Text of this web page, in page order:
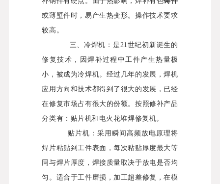
或薄壁件时，易产生热变形。操作技术要求
较高。
三、冷焊机：是21世纪初新诞生的
修复技术，因焊补过程中工件产生热量极
小，被成为冷焊机。经过几年的发展，焊机
应用方向和技术都得到了很大的发展，已经
在修复市场占有很大的份额。按照修补产品
分类有：贴片机和电火花堆焊修复机。
贴片机：采用瞬间高频放电原理将
焊片粘贴到工件表面，每次粘贴厚度最大等
同与焊片厚度，焊接质量取决于放电是否均
匀。适合于工件磨损，加工超差修复，在模